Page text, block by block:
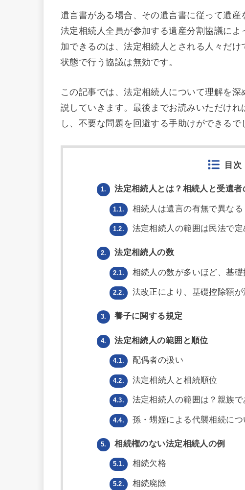
遺言書がある場合、その遺言書に従って遺産
法定相続人全員が参加する遺産分割協議に
加できるのは、法定相続人とされる人々だ
状態で行う協議は無効です。
この記事では、法定相続人について理解を
説していきます。最後までお読みいただけ
し、不要な問題を回避する手助けができるで
目次
1. 法定相続人とは？相続人と受遺者
1.1. 相続人は遺言の有無で異なる
1.2. 法定相続人の範囲は民法で定
2. 法定相続人の数
2.1. 相続人の数が多いほど、基
2.2. 法改正により、基礎控除額
3. 養子に関する規定
4. 法定相続人の範囲と順位
4.1. 配偶者の扱い
4.2. 法定相続人と相続順位
4.3. 法定相続人の範囲は？親族
4.4. 孫・甥姪による代襲相続につ
5. 相続権のない法定相続人の例
5.1. 相続欠格
5.2. 相続廃除